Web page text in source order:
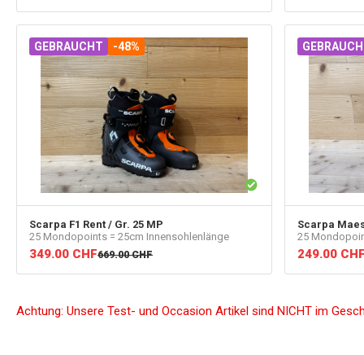
GEBRAUCHT -48%
Scarpa F1 Rent / Gr. 25 MP
25 Mondopoints = 25cm Innensohlenlänge
349.00 CHF669.00 CHF
Scarpa
25
249.00
Achtung: Unsere Test- und Occasion Artikel sind NICHT im